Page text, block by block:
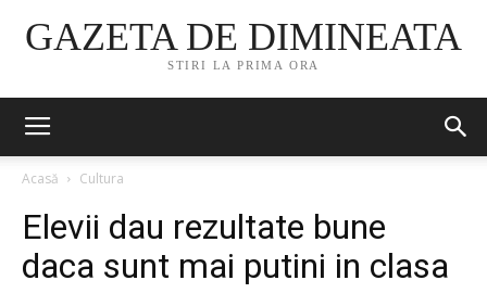
GAZETA DE DIMINEATA
STIRI LA PRIMA ORA
Acasă Cultura
Elevii dau rezultate bune
daca sunt mai putini in clasa